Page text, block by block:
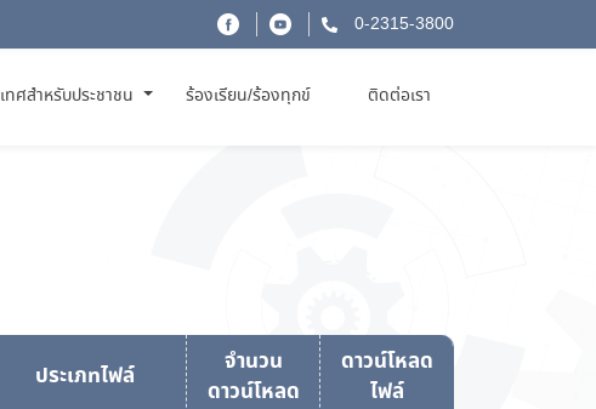
0-2315-3800
ทศสำหรับประชาชน ร้องเรียน/ร้องทุกข์ ติดต่อเรา
ประเภทไฟล์
จำนวน
ดาวน์โหลด
ดาวน์โหลด
ไฟล์